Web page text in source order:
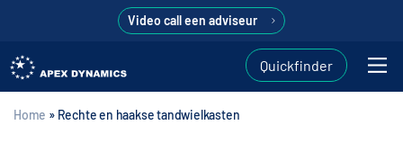
Video call een adviseur
Quickfinder
Home » Rechte en haakse tandwielkasten